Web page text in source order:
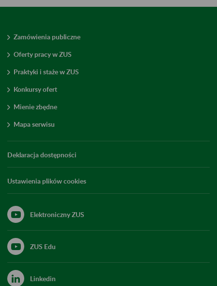
Zamówienia publiczne
Oferty pracy w ZUS
Praktyki i staże w ZUS
Konkursy ofert
Mienie zbędne
Mapa serwisu
Deklaracja dostępności
Ustawienia plików cookies
Elektroniczny ZUS
ZUS Edu
Linkedin